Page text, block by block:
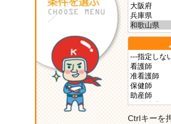
Ctrlキーを